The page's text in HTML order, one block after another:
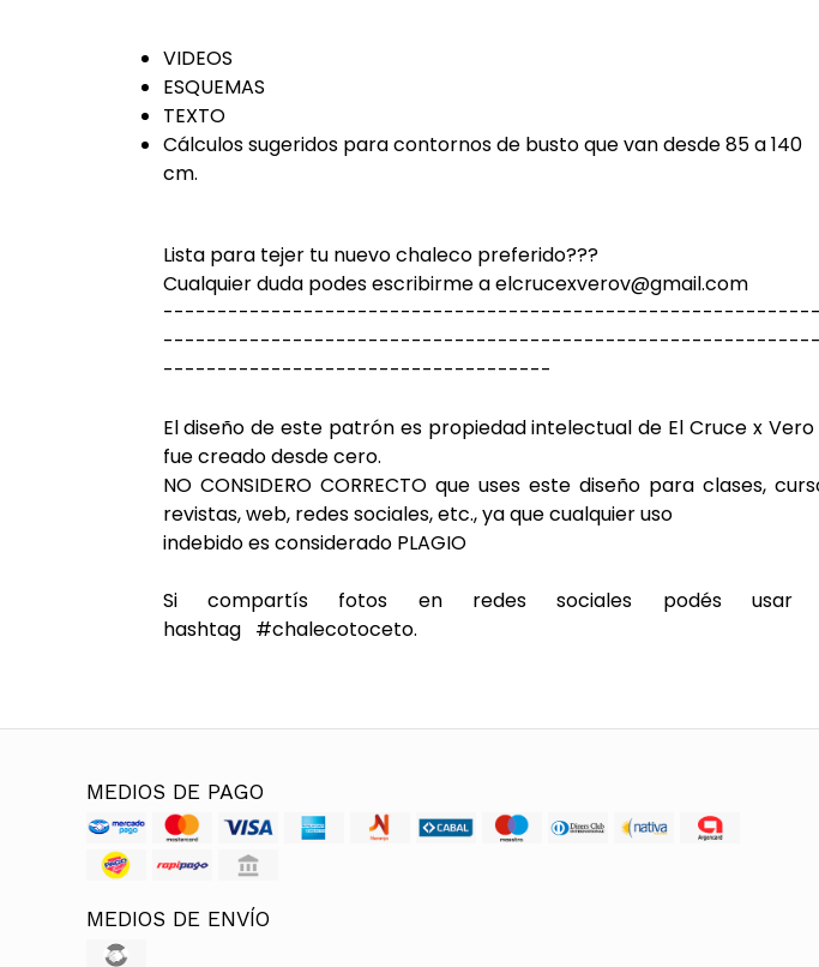
VIDEOS
ESQUEMAS
TEXTO
Cálculos sugeridos para contornos de busto que van desde 85 a 140
cm.
Lista para tejer tu nuevo chaleco preferido???
Cualquier duda podes escribirme a elcrucexverov@gmail.com
------------------------------------
El diseño de este patrón es propiedad intelectual de El Cruce x Vero
fue creado desde cero.
NO CONSIDERO CORRECTO que uses este diseño para clases,
revistas, web, redes sociales, etc., ya que cualquier uso
indebido es considerado PLAGIO
Si compartís fotos en redes sociales podés usar
hashtag #chalecotoceto.
MEDIOS DE PAGO
MEDIOS DE ENVÍO